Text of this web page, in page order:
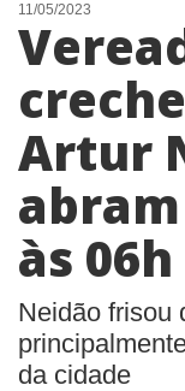
NOTÍCIAS
LISTA DIGITAL
TELEFONES ÚTEIS
CONTATO
ANUNCIE
11/05/2023
Artur
às 06h
Neidão frisou
da cidade